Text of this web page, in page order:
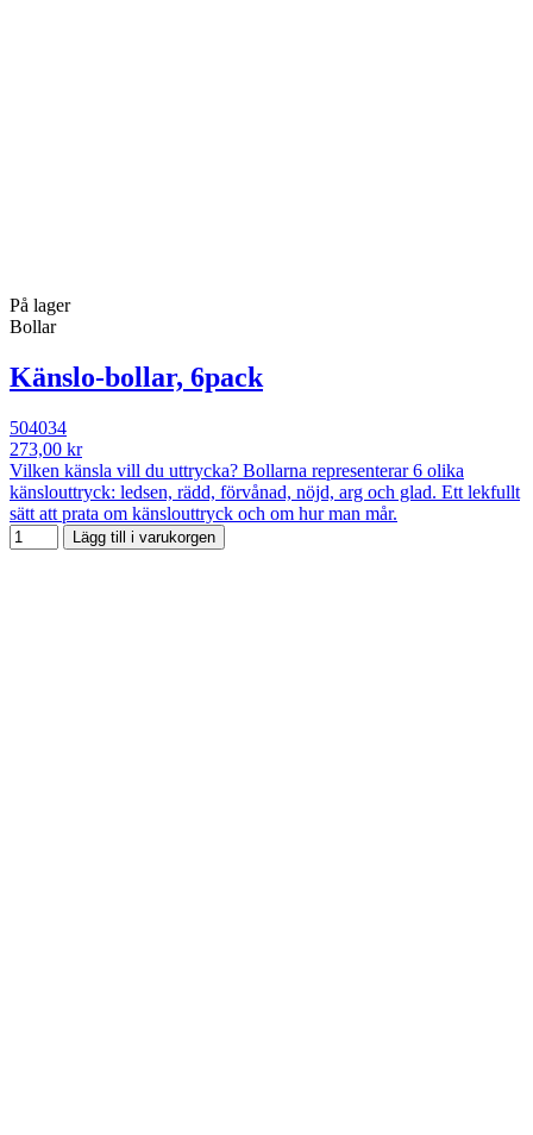
På lager
Bollar
Känslo-bollar, 6pack
504034
273,00 kr
Vilken känsla vill du uttrycka? Bollarna representerar 6 olika
känslouttryck: ledsen, rädd, förvånad, nöjd, arg och glad. Ett lekfullt
sätt att prata om känslouttryck och om hur man mår.
Lägg till i varukorgen